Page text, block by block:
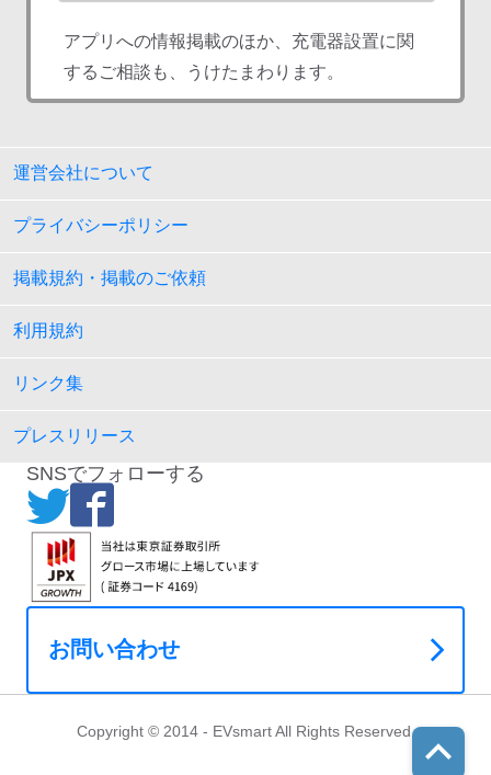
アプリへの情報掲載のほか、充電器設置に関
するご相談も、うけたまわります。
運営会社について
プライバシーポリシー
掲載規約・掲載のご依頼
利用規約
リンク集
プレスリリース
SNSでフォローする
お問い合わせ
Copyright © 2014 - EVsmart All Rights Reserved.